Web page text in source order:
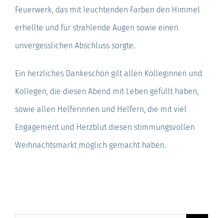
Feuerwerk, das mit leuchtenden Farben den Himmel
erhellte und für strahlende Augen sowie einen
unvergesslichen Abschluss sorgte.
Ein herzliches Dankeschön gilt allen Kolleginnen und
Kollegen, die diesen Abend mit Leben gefüllt haben,
sowie allen Helferinnen und Helfern, die mit viel
Engagement und Herzblut diesen stimmungsvollen
Weihnachtsmarkt möglich gemacht haben.